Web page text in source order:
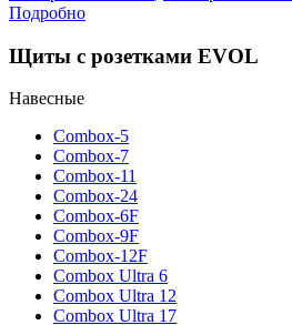
Подробно
Щиты с розетками EVOL
Навесные
Combox-5
Combox-7
Combox-11
Combox-24
Combox-6F
Combox-9F
Combox-12F
Combox Ultra 6
Combox Ultra 12
Combox Ultra 17